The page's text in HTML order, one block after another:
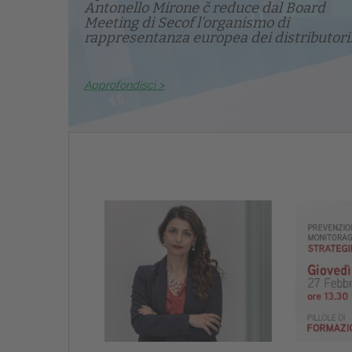
Antonello Mirone č reduce dal Board
Meeting di Secof l'organismo di
rappresentanza europea dei
Approfondisci >